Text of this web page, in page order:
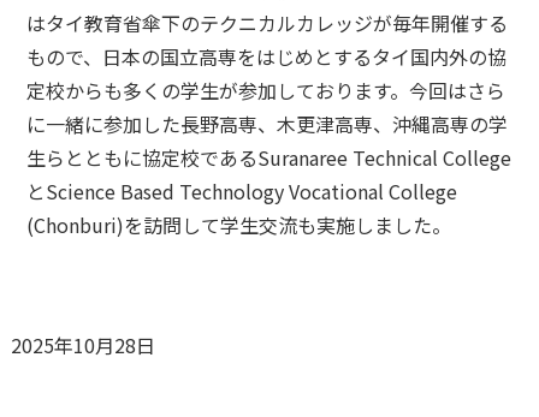
はタイ教育省傘下のテクニカルカレッジが毎年開催する
もので、日本の国立高専をはじめとするタイ国内外の協
定校からも多くの学生が参加しております。今回はさら
に一緒に参加した長野高専、木更津高専、沖縄高専の学
生らとともに協定校であるSuranaree Technical College
とScience Based Technology Vocational College
(Chonburi)を訪問して学生交流も実施しました。
2025年10月28日